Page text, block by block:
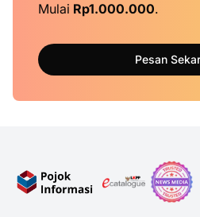
Mulai Rp1.000.000.
Pesan